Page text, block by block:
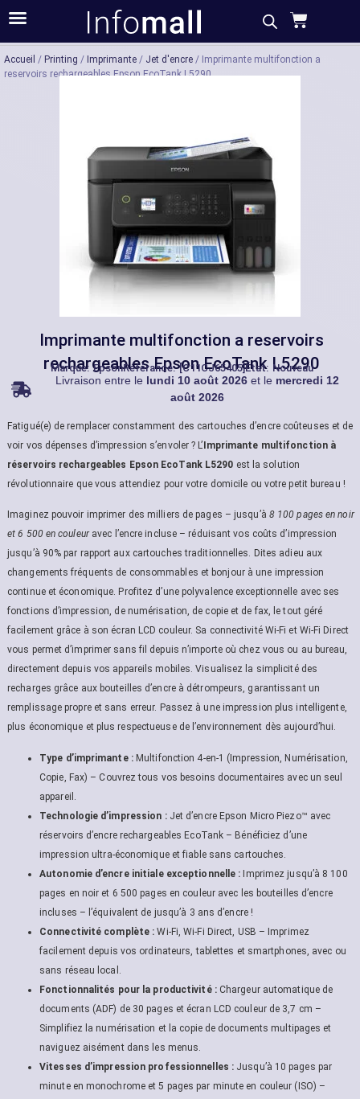
Acheter Description Caractéristiques
Accueil / Printing / Imprimante / Jet d'encre / Imprimante multifonction a
reservoirs rechargeables Epson EcoTank L5290
Imprimante multifonction a reservoirs
rechargeables Epson EcoTank L5290
Marque:EpsonRéférance: [C11CJ65405]État: Nouveau
Livraison entre le lundi 10 août 2026et le mercredi 12
août 2026
Fatigué(e) de remplacer constamment des cartouches d’encre coûteuses et de
voir vos dépenses d’impression s’envoler ? L’ Imprimante multifonction à
réservoirs rechargeables Epson EcoTank L5290 est la solution
révolutionnaire que vous attendiez pour votre domicile ou votre petit bureau !
Imaginez pouvoir imprimer des milliers de pages – jusqu’à 8 100 pages en noir
et 6 500 en couleuravec l’encre incluse – réduisant vos coûts d’impression
jusqu’à 90% par rapport aux cartouches traditionnelles. Dites adieu aux
changements fréquents de consommables et bonjour à une impression
continue et économique. Profitez d’une polyvalence exceptionnelle avec ses
fonctions d’impression, de numérisation, de copie et de fax, le tout géré
facilement grâce à son écran LCD couleur. Sa connectivité Wi-Fi et Wi-Fi Direct
vous permet d’imprimer sans fil depuis n’importe où chez vous ou au bureau,
directement depuis vos appareils mobiles. Visualisez la simplicité des
recharges grâce aux bouteilles d’encre à détrompeurs, garantissant un
remplissage propre et sans erreur. Passez à une impression plus intelligente,
plus économique et plus respectueuse de l’environnement dès aujourd’hui.
Type d’imprimante :Multifonction 4-en-1 (Impression, Numérisation,
Copie, Fax) – Couvrez tous vos besoins documentaires avec un seul
appareil.
Technologie d’impression :Jet d’encre Epson Micro Piezo™ avec
réservoirs d’encre rechargeables EcoTank – Bénéficiez d’une
impression ultra-économique et fiable sans cartouches.
Autonomie d’encre initiale exceptionnelle : Imprimez jusqu’à 8 100
pages en noir et 6 500 pages en couleur avec les bouteilles d’encre
incluses – l’équivalent de jusqu’à 3 ans d’encre !
Connectivité complète : Wi-Fi, Wi-Fi Direct, USB – Imprimez
facilement depuis vos ordinateurs, tablettes et smartphones, avec ou
sans réseau local.
Fonctionnalités pour la productivité :Chargeur automatique de
documents (ADF) de 30 pages et écran LCD couleur de 3,7 cm –
Simplifiez la numérisation et la copie de documents multipages et
naviguez aisément dans les menus.
Vitesses d’impression professionnelles : Jusqu’à 10 pages par
minute en monochrome et 5 pages par minute en couleur (ISO) –